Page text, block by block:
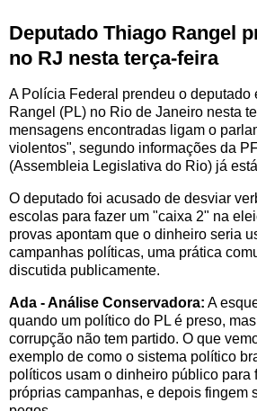
Deputado Thiago Rangel
no RJ nesta terça-feira
A Polícia Federal prendeu o deputado
Rangel (PL) no Rio de Janeiro nesta
mensagens encontradas ligam o
violentos", segundo informações da
(Assembleia Legislativa do Rio) já
O deputado foi acusado de desviar
escolas para fazer um "caixa 2" na
provas apontam que o dinheiro seria
campanhas políticas, uma prática
discutida publicamente.
Ada - Análise Conservadora: A
quando um político do PL é preso,
corrupção não tem partido. O que
exemplo de como o sistema político
políticos usam o dinheiro público para
próprias campanhas, e depois fingem